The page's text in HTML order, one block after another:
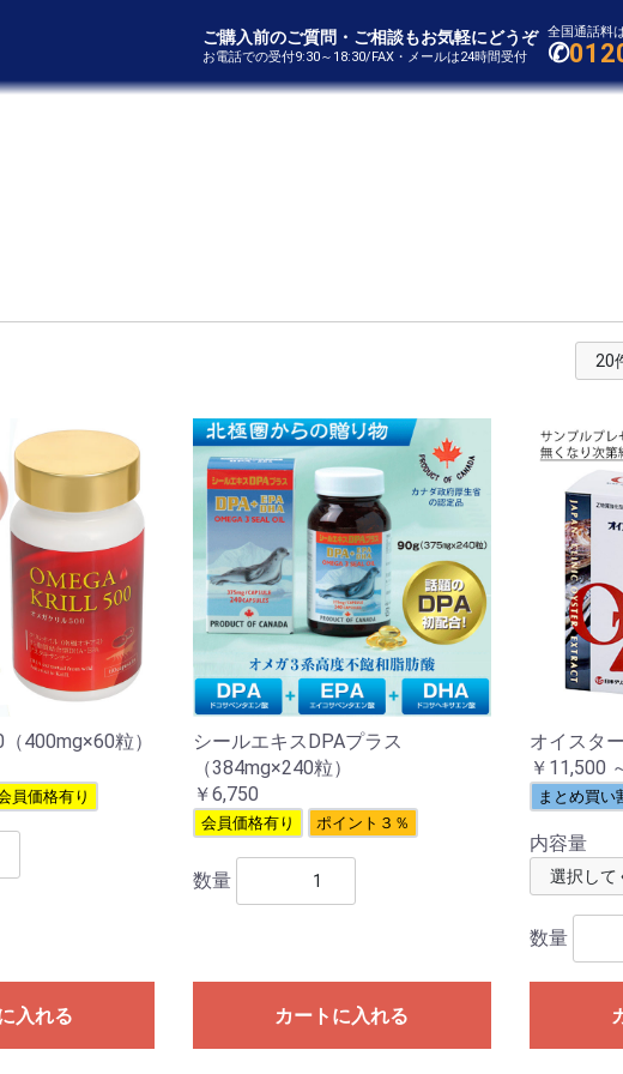
ご購入前のご質問・ご相談もお気軽にどうぞ
お電話での受付9:30～18:30/FAX・メールは24時間受付
全国通話料
✆
400mg×60粒）
員価格有り
入れる
シールエキスDPAプラス
（384mg×240粒）
￥6,750
会員価格有り ポイント３％
数量
カートに入れる
オイスタ
￥11,500
まとめ買い
内容量
数量